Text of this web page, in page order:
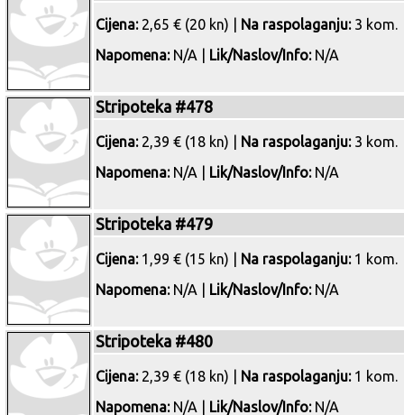
Cijena:2,65 € (20 kn) | Na raspolaganju:3 kom.
Napomena:N/A | Lik/Naslov/Info:N/A
Stripoteka #478
Cijena:2,39 € (18 kn) | Na raspolaganju:3 kom.
Napomena:N/A | Lik/Naslov/Info:N/A
Stripoteka #479
Cijena:1,99 € (15 kn) | Na raspolaganju:1 kom.
Napomena:N/A | Lik/Naslov/Info:N/A
Stripoteka #480
Cijena:2,39 € (18 kn) | Na raspolaganju:1 kom.
Napomena:N/A | Lik/Naslov/Info:N/A